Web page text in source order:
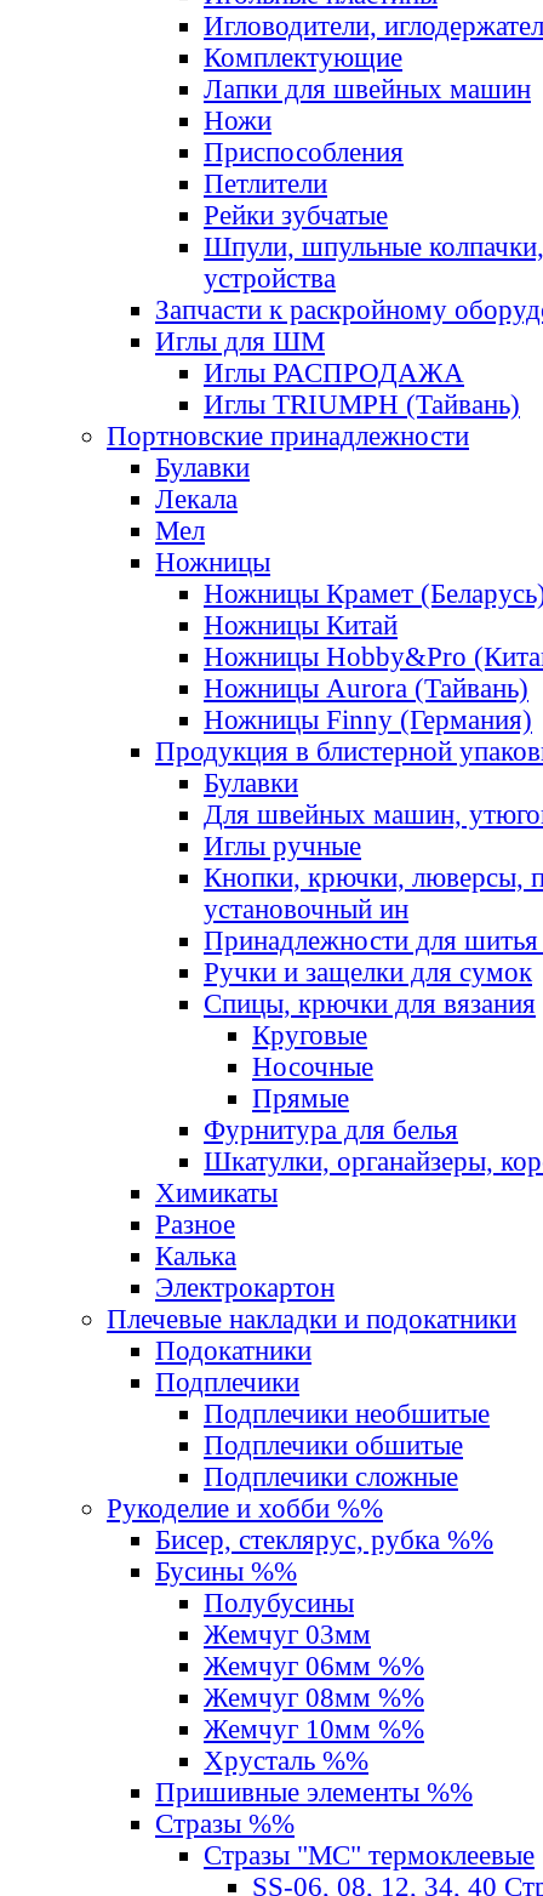
Игловодители,
Комплектующие
Лапки для швейных машин
Ножи
Приспособления
Петлители
Рейки зубчатые
Шпули, шпульные
устройства
Запчасти к раскройному
Иглы для ШМ
Иглы РАСПРОДАЖА
Иглы TRIUMPH (Тайвань)
Портновские принадлежности
Булавки
Лекала
Мел
Ножницы
Ножницы Крамет
Ножницы Китай
Ножницы Hobby&Pro
Ножницы Aurora (Тайвань)
Ножницы Finny (Германия)
Продукция в блистерной
Булавки
Для швейных машин,
Иглы ручные
Кнопки, крючки, люверсы,
установочный ин
Принадлежности для шитья
Ручки и защелки для сумок
Спицы, крючки для вязания
Круговые
Носочные
Прямые
Фурнитура для белья
Шкатулки, органайзеры,
Химикаты
Разное
Калька
Электрокартон
Плечевые накладки и подокатники
Подокатники
Подплечики
Подплечики необшитые
Подплечики обшитые
Подплечики сложные
Рукоделие и хобби %%
Бисер, стеклярус, рубка %%
Бусины %%
Полубусины
Жемчуг 03мм
Жемчуг 06мм %%
Жемчуг 08мм %%
Жемчуг 10мм %%
Хрусталь %%
Пришивные элементы %%
Стразы %%
Стразы "MС" термоклеевые
SS-06, 08, 12, 34, 40